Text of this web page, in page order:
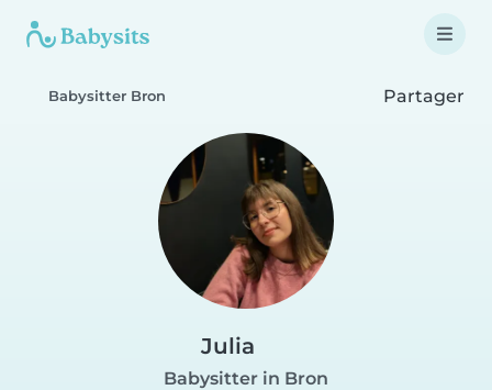
Babysitter Bron Partager
Julia
Babysitter in Bron